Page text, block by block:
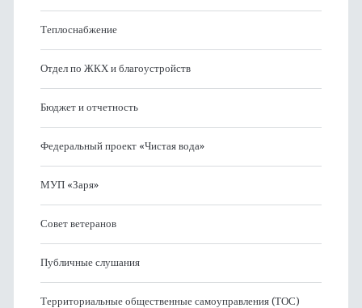
Теплоснабжение
Отдел по ЖКХ и благоустройств
Бюджет и отчетность
Федеральный проект «Чистая вода»
МУП «Заря»
Совет ветеранов
Публичные слушания
Территориальные общественные самоуправления (ТОС)